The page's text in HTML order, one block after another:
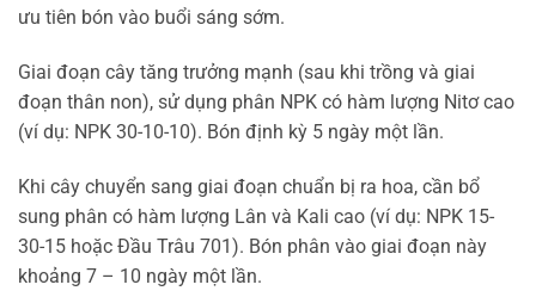
ưu tiên bón vào buổi sáng sớm.
Giai đoạn cây tăng trưởng mạnh (sau khi trồng và giai
đoạn thân non), sử dụng phân NPK có hàm lượng Nitơ cao
(ví dụ: NPK 30-10-10). Bón định kỳ 5 ngày một lần.
Khi cây chuyển sang giai đoạn chuẩn bị ra hoa, cần bổ
sung phân có hàm lượng Lân và Kali cao (ví dụ: NPK 15-
30-15 hoặc Đầu Trâu 701). Bón phân vào giai đoạn này
khoảng 7 – 10 ngày một lần.